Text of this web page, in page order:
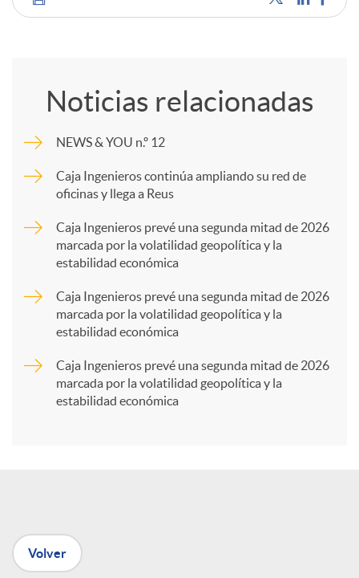
C
p
a
n
Noticias relacionadas
NEWS & YOU n.º 12
Caja Ingenieros continúa ampliando su red de
oficinas y llega a Reus
Caja Ingenieros prevé una segunda mitad de 2026
marcada por la volatilidad geopolítica y la
estabilidad económica
Caja Ingenieros prevé una segunda mitad de 2026
marcada por la volatilidad geopolítica y la
estabilidad económica
Caja Ingenieros prevé una segunda mitad de 2026
marcada por la volatilidad geopolítica y la
estabilidad económica
Volver